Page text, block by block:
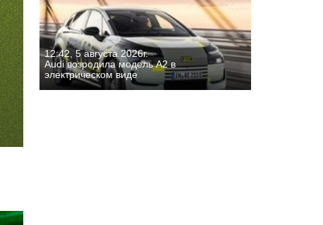
12:42, 5 августа 2026г.
Audi возродила модель A2 в
электрическом виде